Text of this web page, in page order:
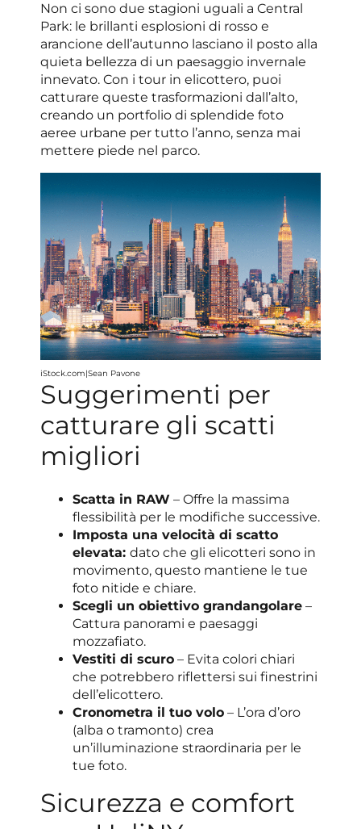
Non ci sono due stagioni uguali a Central
Park: le brillanti esplosioni di rosso e
arancione dell’autunno lasciano il posto alla
quieta bellezza di un paesaggio invernale
innevato. Con i tour in elicottero, puoi
catturare queste trasformazioni dall’alto,
creando un portfolio di splendide foto
aeree urbane per tutto l’anno, senza mai
mettere piede nel parco.
iStock.com|Sean Pavone
Suggerimenti per
catturare gli scatti
migliori
Scatta in RAW – Offre la massima
flessibilità per le modifiche successive.
Imposta una velocità di scatto
elevata: dato che gli elicotteri sono in
movimento, questo mantiene le tue
foto nitide e chiare.
Scegli un obiettivo grandangolare –
Cattura panorami e paesaggi
mozzafiato.
Vestiti di scuro – Evita colori chiari
che potrebbero riflettersi sui finestrini
dell’elicottero.
Cronometra il tuo volo – L’ora d’oro
(alba o tramonto) crea
un’illuminazione straordinaria per le
tue foto.
Sicurezza e comfort